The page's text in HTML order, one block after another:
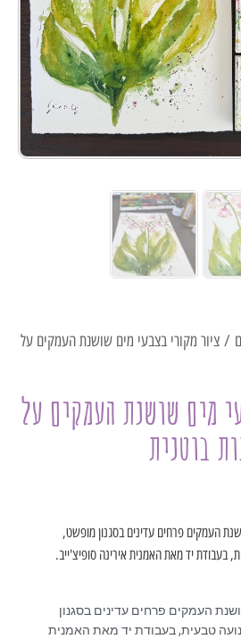
/ ציור מקורי בצבעי מים שושנת העמקים על
מים שושנת העמקים על
בוטנית
העמקים פרחים עדינים בסגנון מופשט,
בעבודת יד מאת האמנית אירינה סופיצ'ייב.
העמקים פרחים עדינים בסגנון
טבעית, בעבודת יד מאת האמנית